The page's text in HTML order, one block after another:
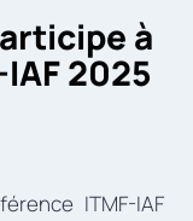
à
2025
ITMF-IAF